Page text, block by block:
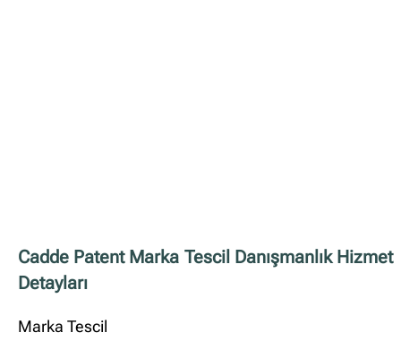
Cadde Patent Marka Tescil Danışmanlık Hizmet
Detayları
Marka Tescil
İstanbul Firmaları(388)